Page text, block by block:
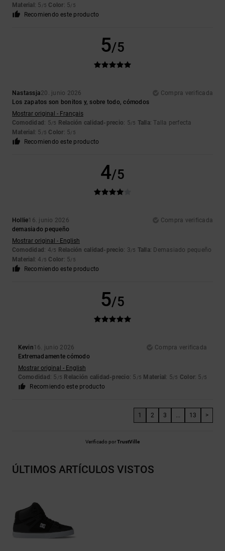
Material : 5 /5 Color: 5/5
Recomiendo este producto
5/5
Nastassja20. junio 2026
Compra verificada
Los zapatos son bonitos y, sobre todo, cómodos
Mostrar original - Français
Comodidad : 5/5 Relación calidad-precio: 5/5 Talla: Talla perfecta
Material : 5 /5 Color: 5/5
Recomiendo este producto
4/5
Hollie16. junio 2026
Compra verificada
demasiado pequeño
Mostrar original - English
Comodidad : 4/5 Relación calidad-precio: 3/5 Talla: Demasiado pequeño
Material : 4 /5 Color: 5/5
Recomiendo este producto
5/5
Kevin16. junio 2026
Compra verificada
Extremadamente cómodo
Mostrar original - English
Comodidad : 5 /5 Relación calidad-precio: 5 /5 Material : 5/5 Color: 5 /5
Recomiendo este producto
1 2 3 ... 13 >
Verificado porTrustVille
ÚLTIMOS ARTÍCULOS VISTOS